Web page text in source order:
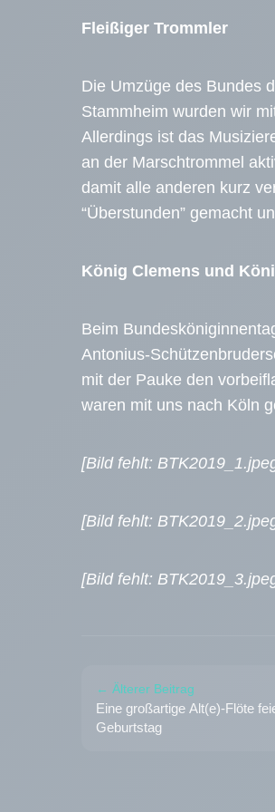
Fleißiger Trommler
Die Umzüge des Bundes
Stammheim wurden wir
Allerdings ist das
an der Marschtrommel
damit alle anderen kurz
“Überstunden” gemacht
König Clemens und
Beim
Antonius-
mit der Pauke den
waren mit uns nach Köln
[Bild fehlt:
[Bild fehlt:
[Bild fehlt:
← Älterer Beitrag
Eine großartige Alt(e)-Flöte
Geburtstag